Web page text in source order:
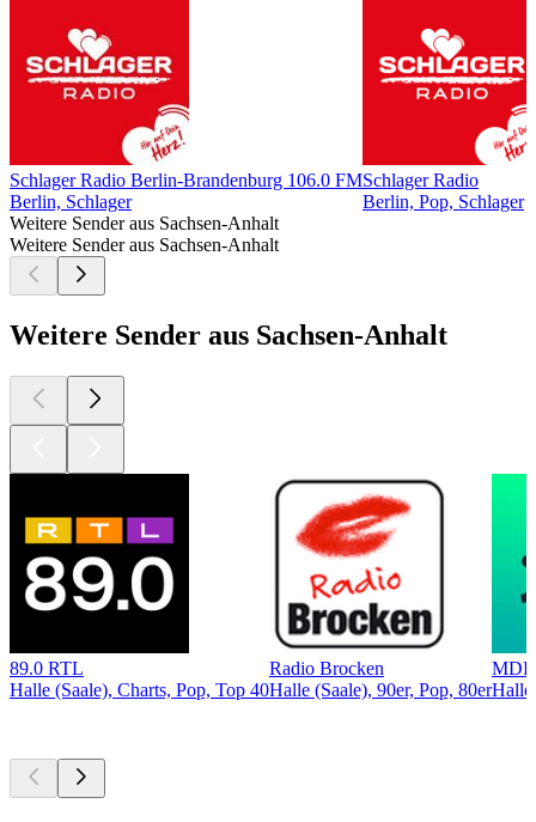
Schlager Radio Berlin-Brandenburg 106.0 FM
Berlin, Schlager
Schlager Radio
Berlin, Pop, Schlager
Weitere Sender aus Sachsen-Anhalt
Weitere Sender aus Sachsen-Anhalt
Weitere Sender aus Sachsen-Anhalt
89.0 RTL
Halle (Saale), Charts, Pop, Top 40
Radio Brocken
Halle (Saale), 90er, Pop, 80erHalle